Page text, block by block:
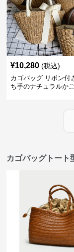
¥10,280 (税込)
カゴバッグ リボン付
ち手のナチュラルか
カゴバッグトート